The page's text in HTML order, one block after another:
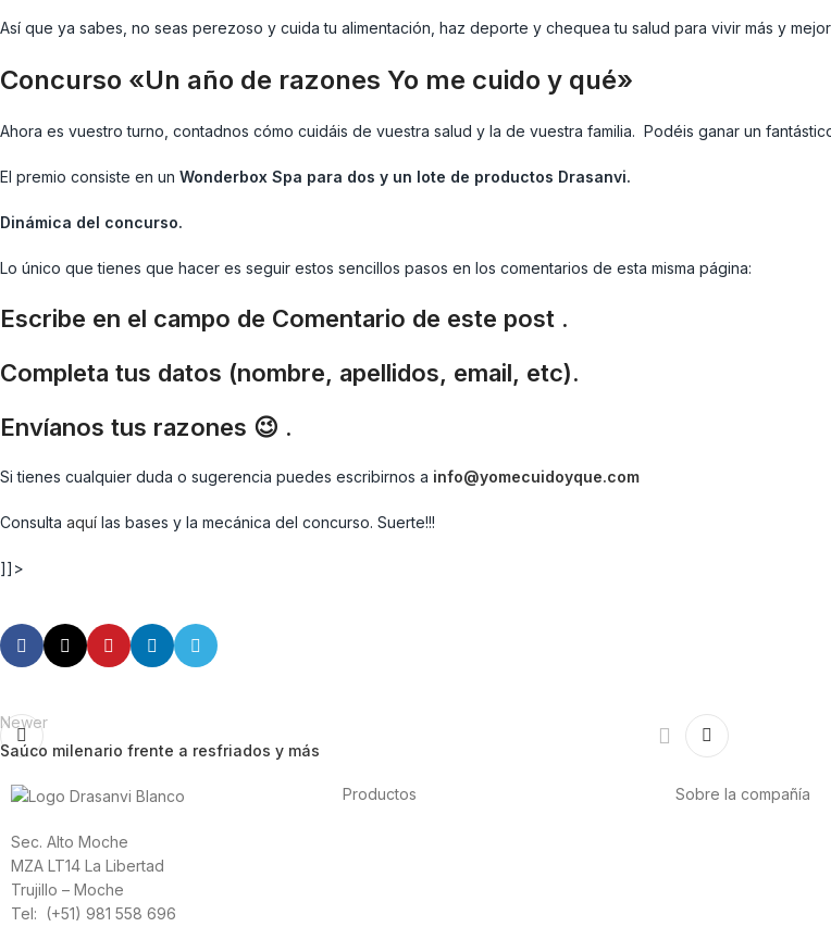
Así que ya sabes, no seas perezoso y cuida tu alimentación, haz deporte y chequea tu salud para vivir más y
Concurso «Un año de razones Yo me cuido y qué»
Ahora es vuestro turno, contadnos cómo cuidáis de vuestra salud y la de vuestra familia. Podéis ganar un
El premio consiste en un Wonderbox Spa para dos y un lote de productos Drasanvi.
Dinámica del concurso.
Lo único que tienes que hacer es seguir estos sencillos pasos en los comentarios de esta misma página:
Escribe en el campo de Comentario de este post .
Completa tus datos (nombre, apellidos, email, etc).
Envíanos tus razones 😉 .
Si tienes cualquier duda o sugerencia puedes escribirnos a info@yomecuidoyque.com
Consulta aquí las bases y la mecánica del concurso. Suerte!!!
]]>
Newer
Saúco milenario frente a resfriados y más
Sec. Alto Moche
MZA LT14 La Libertad
Trujillo – Moche
Tel: (+51) 981 558 696
Productos Sobre la compañía